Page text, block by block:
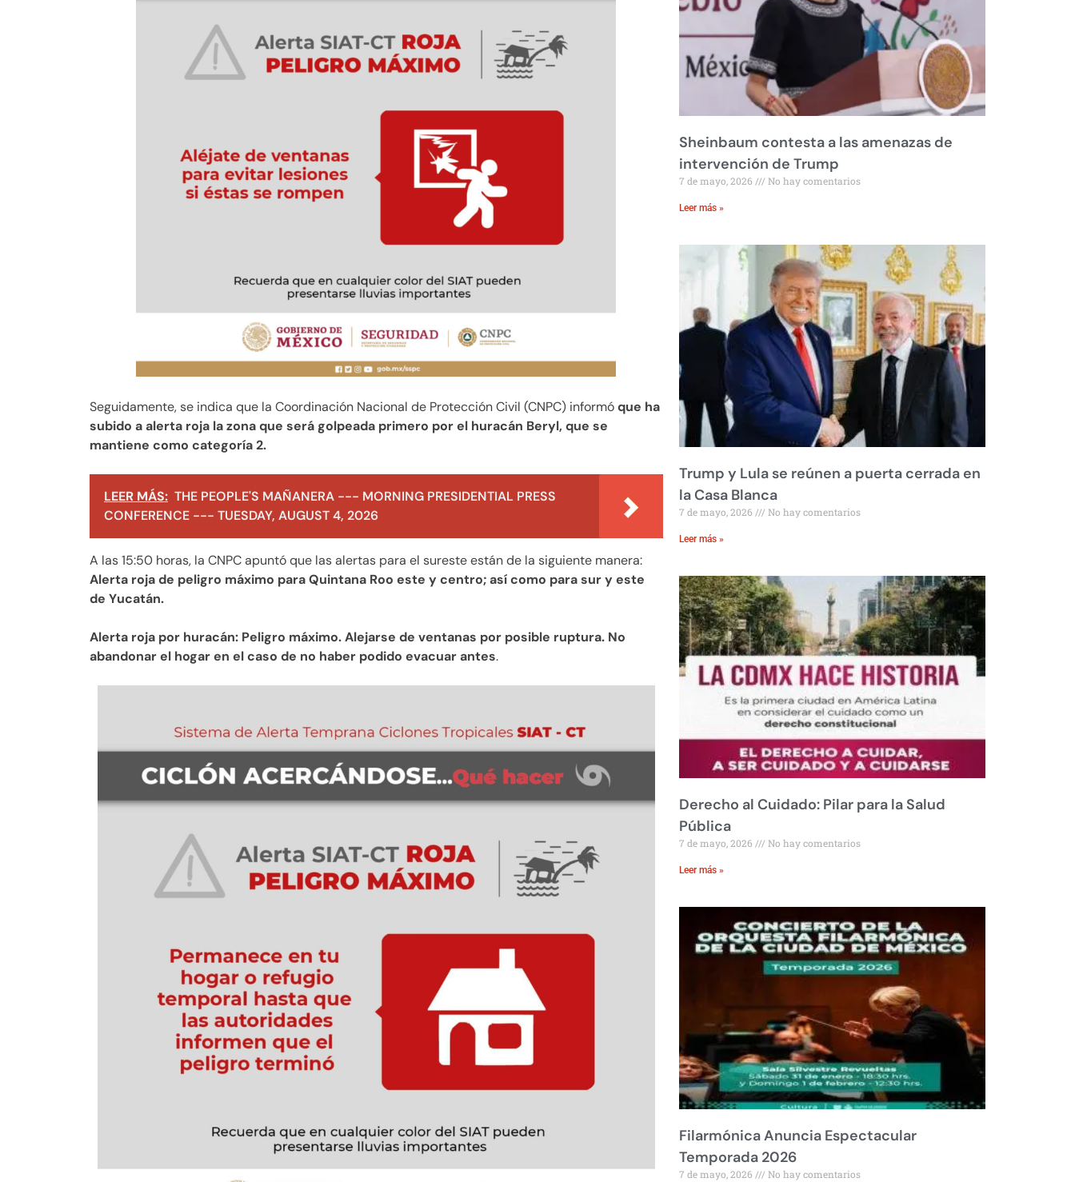
Seguidamente, se indica que la Coordinación Nacional de Protección Civil (CNPC) informóque ha
subido a alerta roja la zona que será golpeada primero por el huracán Beryl, que se
mantiene como categoría 2.
LEER MÁS: THE PEOPLE'S MAÑANERA --- MORNING PRESIDENTIAL PRESS
CONFERENCE --- TUESDAY, AUGUST 4, 2026
A las 15:50 horas, la CNPC apuntó que las alertas para el sureste están de la siguiente manera:
Alerta roja de peligro máximo para Quintana Roo este y centro; así como para sur y este
de Yucatán.
Alerta roja por huracán: Peligro máximo. Alejarse de ventanas por posible ruptura. No
abandonar el hogar en el caso de no haber podido evacuar antes.
Sheinbaum contesta a las amenazas de
intervención de Trump
7 de mayo, 2026 No hay comentarios
Leer más »
Trump y Lula se reúnen a puerta cerrada en
la Casa Blanca
7 de mayo, 2026 No hay comentarios
Leer más »
Derecho al Cuidado: Pilar para la Salud
Pública
7 de mayo, 2026 No hay comentarios
Leer más »
Filarmónica Anuncia Espectacular
Temporada 2026
7 de mayo, 2026 No hay comentarios